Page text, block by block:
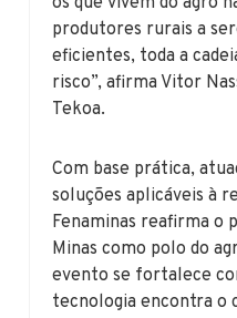
produtores rurais a
eficientes, toda a
risco”, afirma Vitor
Tekoa.
Com base prática,
soluções aplicáveis à
Fenaminas reafirma o
Minas como polo do
evento se fortalece
tecnologia encontra o